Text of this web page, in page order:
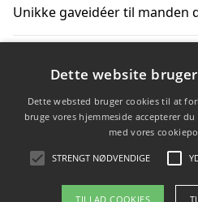
Unikke gaveidéer til manden
Den perfekte gaveidé til
Inspiration til klassiske
31/05/2025
Dette website
Dette websted bruger cookies til at
bruge vores hjemmeside accepterer
med vores
STRENGT NØDVENDIGE
TILLAD COOKIES